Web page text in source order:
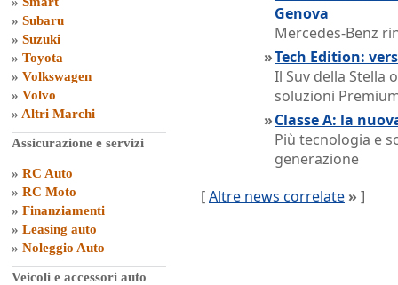
» Subaru
» Suzuki
» Toyota
» Volkswagen
» Volvo
» Altri Marchi
Assicurazione e servizi
» RC Auto
» RC Moto
» Finanziamenti
» Leasing auto
» Noleggio Auto
Veicoli e accessori auto
Genova
Mercedes-Benz
»Tech Edition:
Il Suv della Stella
soluzioni
»Classe A: la
Più tecnologia e
generazione
[Altre news correlate » ]